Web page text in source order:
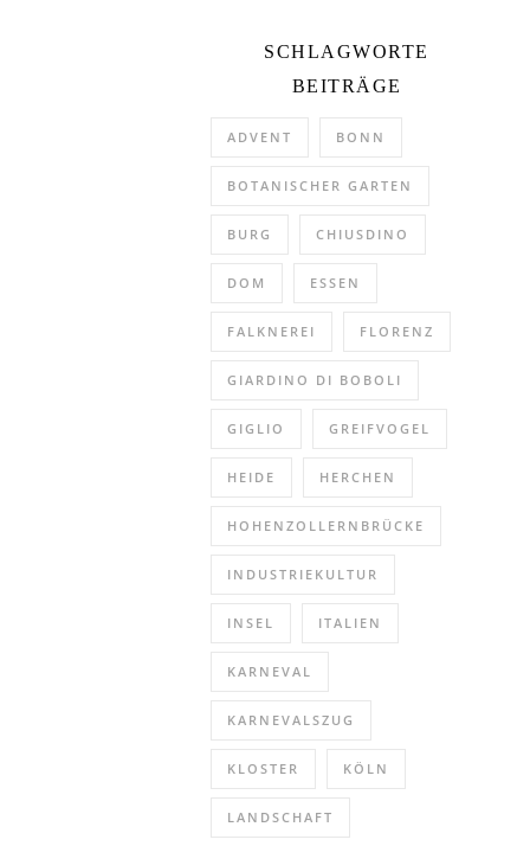
SCHLAGWORTE
BEITRÄGE
ADVENT BONN
BOTANISCHER GARTEN
BURG CHIUSDINO
DOM ESSEN
FALKNEREI FLORENZ
GIARDINO DI BOBOLI
GIGLIO GREIFVOGEL
HEIDE HERCHEN
HOHENZOLLERNBRÜCKE
INDUSTRIEKULTUR
INSEL ITALIEN
KARNEVAL
KARNEVALSZUG
KLOSTER KÖLN
LANDSCHAFT